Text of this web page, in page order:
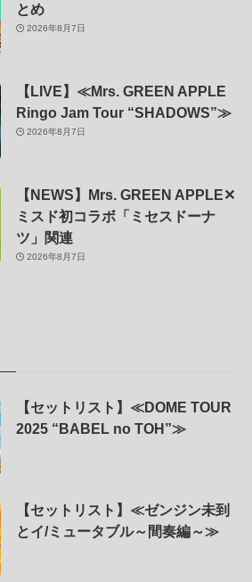
とめ
2026年8月7日
【LIVE】≪Mrs. GREEN APPLE
Ringo Jam Tour “SHADOWS”≫
2026年8月7日
【NEWS】Mrs. GREEN APPLE✕
ミスド初コラボ「ミセスドーナ
ツ」関連
2026年8月7日
【セットリスト】≪DOME TOUR
2025 “BABEL no TOH”≫
【セットリスト】≪ゼンジン未到
とイ/ミュータブル～間奏編～≫